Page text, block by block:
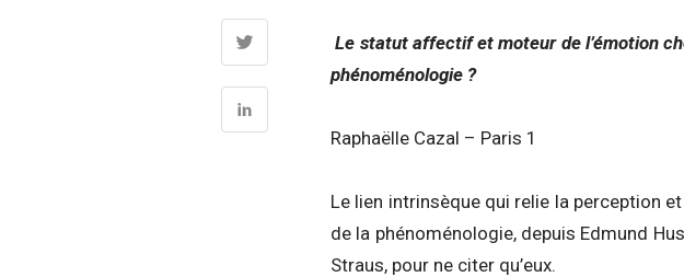
Le statut affectif et moteur de l’émotion
phénoménologie ?
Raphaëlle Cazal – Paris 1
Le lien intrinsèque qui relie la perception
de la phénoménologie, depuis Edmund
Straus, pour ne citer qu’eux.